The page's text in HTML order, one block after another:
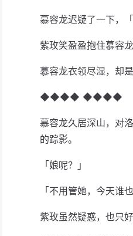
慕容龙迟疑了一下，
紫玫笑盈盈抱住慕容
慕容龙衣领尽湿，却
◆◆◆◆ ◆◆◆◆
慕容龙久居深山，对
的踪影。
「娘呢？」
「不用管她，今天谁
紫玫虽然疑惑，也只好